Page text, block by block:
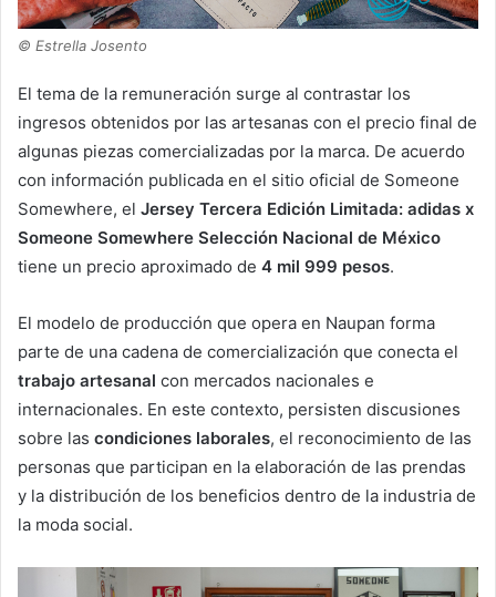
© Estrella Josento
El tema de la remuneración surge al contrastar los
ingresos obtenidos por las artesanas con el precio final de
algunas piezas comercializadas por la marca. De acuerdo
con información publicada en el sitio oficial de Someone
Somewhere, el Jersey Tercera Edición Limitada: adidas x
Someone Somewhere Selección Nacional de México
tiene un precio aproximado de 4 mil 999 pesos.
El modelo de producción que opera en Naupan forma
parte de una cadena de comercialización que conecta el
trabajo artesanal con mercados nacionales e
internacionales. En este contexto, persisten discusiones
sobre las condiciones laborales, el reconocimiento de las
personas que participan en la elaboración de las prendas
y la distribución de los beneficios dentro de la industria de
la moda social.